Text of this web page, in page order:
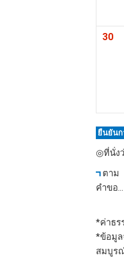
30
ยืนยันก
◎ที่นั่ง
ตาม
คำขอ
*ค่าธร
*ข้อมูล
สมบูร